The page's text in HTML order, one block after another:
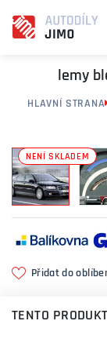
lemy
HLAVNÍ STRANA
NENÍ SKLADEM
Přidat do
TENTO